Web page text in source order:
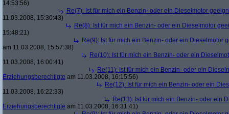
14:53:56)
Re(7): Ist für mich ein Benzin- oder ein Dieselmotor
11.03.2008, 15:30:43)
Re(8): Ist für mich ein Benzin- oder ein Dieselmotor
15:48:21)
Re(9): Ist für mich ein Benzin- oder ein Dieselmotor
am 11.03.2008, 15:57:38)
Re(10): Ist für mich ein Benzin- oder ein
11.03.2008, 16:00:41)
Re(11): Ist für mich ein Benzin- oder ein
Erziehungsberechtigte am 11.03.2008, 16:15:56)
Re(12): Ist für mich ein Benzin- oder ein
11.03.2008, 16:22:33)
Re(13): Ist für mich ein Benzin- oder ein
Erziehungsberechtigte am 11.03.2008, 16:31:41)